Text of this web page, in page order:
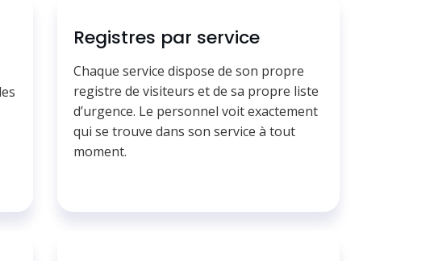
Registres par service
Chaque service dispose de son propre
registre de visiteurs et de sa propre liste
d’urgence. Le personnel voit exactement
qui se trouve dans son service à tout
moment.